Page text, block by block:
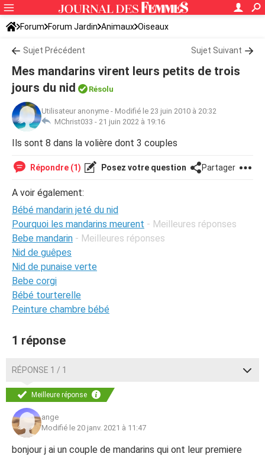
Forum Forum Jardin Animaux Oiseaux
Sujet Précédent Sujet Suivant
Mes mandarins virent leurs petits de trois
jours du nid
Résolu
Utilisateur anonyme - Modifié le 23 juin 2010 à 20:32
MChrist033 - 21 juin 2022 à 19:16
Ils sont 8 dans la volière dont 3 couples
Répondre (1) Posez votre question Partager
A voir également:
Bébé mandarin jeté du nid
Pourquoi les mandarins meurent - Meilleures réponses
Bebe mandarin - Meilleures réponses
Nid de guêpes
Nid de punaise verte
Bebe corgi
Bébé tourterelle
Peinture chambre bébé
1 réponse
RÉPONSE 1 / 1
Meilleure réponse
ange
Modifié le 20 janv. 2021 à 11:47
bonjour j ai un couple de mandarins qui ont leur premiere